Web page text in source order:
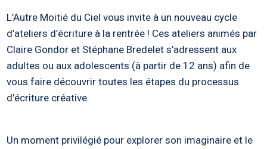
L’Autre Moitié du Ciel vous invite à un nouveau cycle
d’ateliers d’écriture à la rentrée ! Ces ateliers animés par
Claire Gondor et Stéphane Bredelet s’adressent aux
adultes ou aux adolescents (à partir de 12 ans) afin de
vous faire découvrir toutes les étapes du processus
d’écriture créative.
Un moment privilégié pour explorer son imaginaire et le